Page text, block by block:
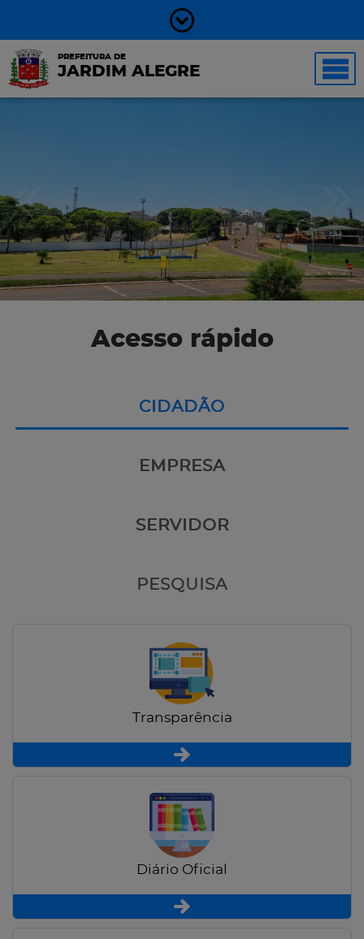
PREFEITURA DE
JARDIM ALEGRE
Acesso rápido
CIDADÃO
EMPRESA
SERVIDOR
PESQUISA
Transparência
Diário Oficial